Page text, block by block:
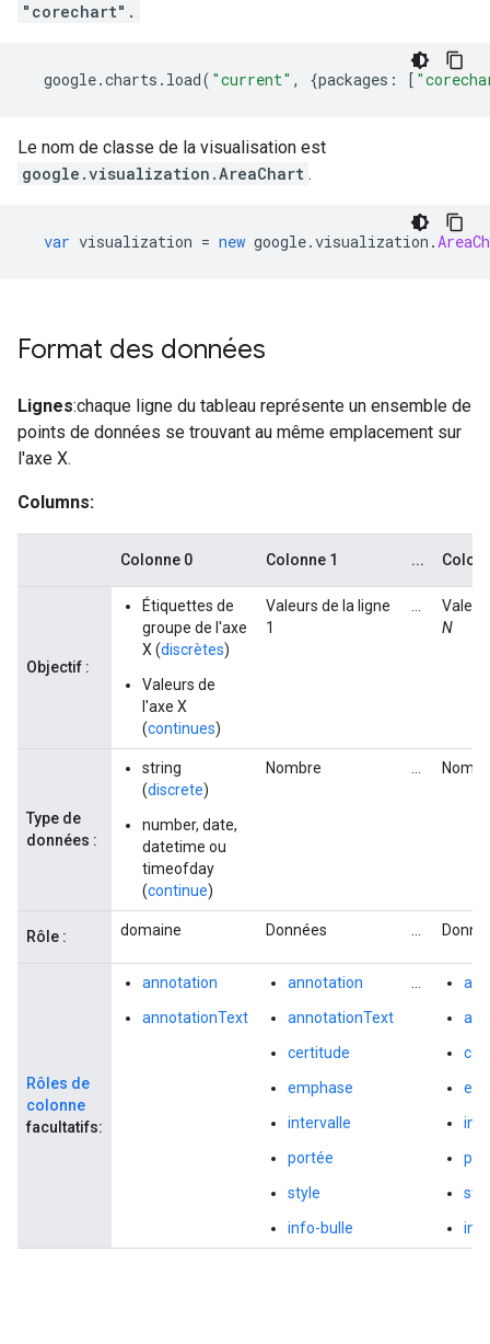
"corechart".
google.charts . load( "current" , {packages : [
Le nom de classe de la visualisation est
google.visualization.AreaChart .
var visualization = new google.visualization .
Format des données
Lignes:chaque ligne du tableau représente un ensemble de
points de données se trouvant au même emplacement sur
l'axe X.
Columns:
Colonne 0 Colonne 1 ...
Objectif :
Étiquettes de
groupe de l'axe
X (discrètes)
Valeurs de
l'axe X
(continues)
Valeurs de la ligne
1
N
Type de
données :
string
(discrete)
number, date,
datetime ou
timeofday
(continue)
Nombre
Rôle : domaine Données
Rôles de
colonne
facultatifs:
annotation
annotationText
annotation
annotationText
certitude
emphase
intervalle
portée
style
info-bulle